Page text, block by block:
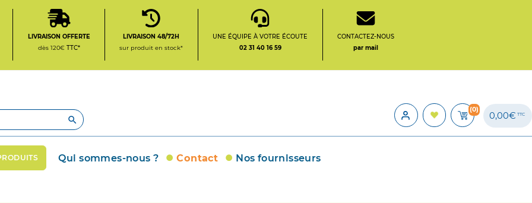
LIVRAISON OFFERTE
dès 120€ TTC*
LIVRAISON 48/72H
sur produit en stock*
UNE ÉQUIPE À VOTRE ÉCOUTE
02 31 40 16 59
CONTACTEZ-NOUS
par mail

(0)
0,00€TTC
Qui sommes-nous ? Contact Nos fournisseurs